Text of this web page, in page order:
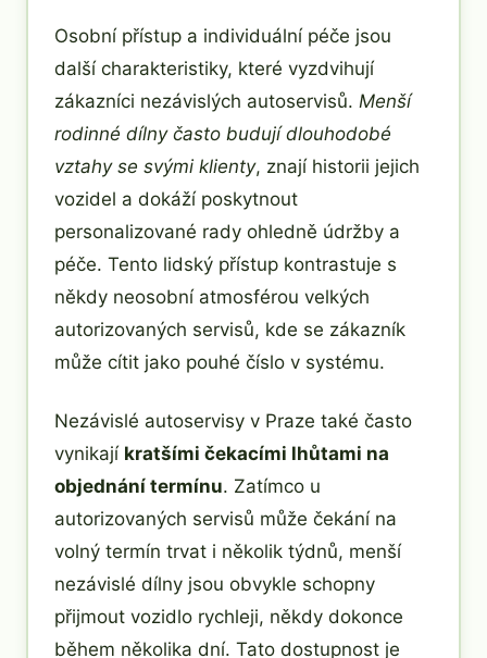
Osobní přístup a individuální péče jsou
další charakteristiky, které vyzdvihují
zákazníci nezávislých autoservisů. Menší
rodinné dílny často budují dlouhodobé
vztahy se svými klienty, znají historii jejich
vozidel a dokáží poskytnout
personalizované rady ohledně údržby a
péče. Tento lidský přístup kontrastuje s
někdy neosobní atmosférou velkých
autorizovaných servisů, kde se zákazník
může cítit jako pouhé číslo v systému.
Nezávislé autoservisy v Praze také často
vynikají kratšími čekacími lhůtami na
objednání termínu. Zatímco u
autorizovaných servisů může čekání na
volný termín trvat i několik týdnů, menší
nezávislé dílny jsou obvykle schopny
přijmout vozidlo rychleji, někdy dokonce
během několika dní. Tato dostupnost je